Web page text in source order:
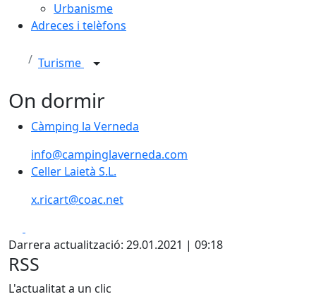
Urbanisme
Adreces i telèfons
Turisme
On dormir
Càmping la Verneda
info@campinglaverneda.com
Celler Laietà S.L.
x.ricart@coac.net
Darrera actualització: 29.01.2021 | 09:18
RSS
L'actualitat a un clic